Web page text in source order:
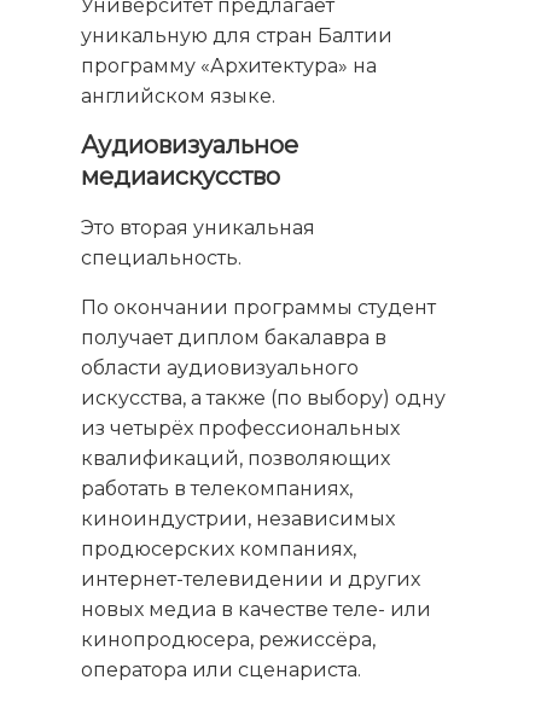
Университет предлагает
уникальную для стран Балтии
программу «Архитектура» на
английском языке.
Аудиовизуальное
медиаискусство
Это вторая уникальная
специальность.
По окончании программы студент
получает диплом бакалавра в
области аудиовизуального
искусства, а также (по выбору) одну
из четырёх профессиональных
квалификаций, позволяющих
работать в телекомпаниях,
киноиндустрии, независимых
продюсерских компаниях,
интернет-телевидении и других
новых медиа в качестве теле- или
кинопродюсера, режиссёра,
оператора или сценариста.